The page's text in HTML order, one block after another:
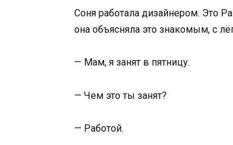
Соня работала дизайнером. Это
она объясняла это знакомым, с
— Мам, я занят в пятницу.
— Чем это ты занят?
— Работой.